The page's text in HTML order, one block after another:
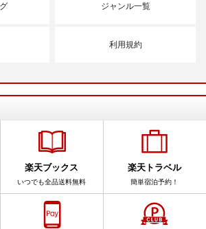
ジャンル一覧
利用規約
楽天ブックス
いつでも全品送料無料
楽天トラベル
簡単宿泊予約！